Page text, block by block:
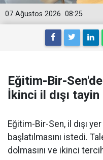
08:25
07 Ağustos 2026
Eğitim-Bir-
İkinci il dışı
Eğitim-Bir-Sen, il dışı
başlatılmasını istedi.
dolmasını ve ikinci